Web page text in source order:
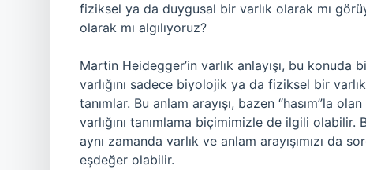
fiziksel ya da duygusal bir varlık olarak mı
olarak mı algılıyoruz?
Martin Heidegger’in varlık anlayışı, bu
varlığını sadece biyolojik ya da fiziksel bir
tanımlar. Bu anlam arayışı, bazen “hasım”la
varlığını tanımlama biçimimizle de ilgili
aynı zamanda varlık ve anlam arayışımızı da
eşdeğer olabilir.